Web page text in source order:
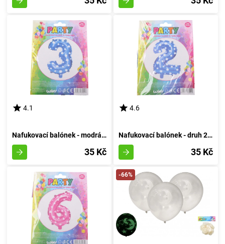
4.1
Nafukovací balónek - modrá velikost 3
35 Kč
4.6
Nafukovací balónek - druh 2 azurový
35 Kč
-66%